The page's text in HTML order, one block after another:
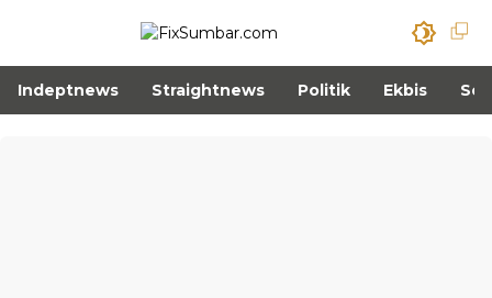
Indeptnews Straightnews Politik Ekbis